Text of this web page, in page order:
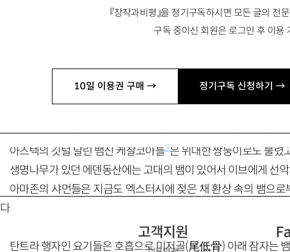
『창작과비평』을 정기구독하시면 모든 글의 전
구독 중이신 회원은 로그인 후 이용
10일 이용권 구매 → 정기구독 신청하기 →
생명나무와 뱀
유전자정보의 집합인 게놈은 뱀 두마리가 서로 몸을 꼬아서 올라
헤르메스가 사용한 카두케우스 지팡이와 모세의 권능을 수행한
아즈텍의 깃털 달린 뱀신 케찰코아틀3은 위대한 쌍둥이로도 불렸
생명나무가 있던 에덴동산에는 고대의 뱀이 있어서 이브에게 선
아마존의 샤먼들은 지금도 엑스터시에 젖은 채 환상 속의 뱀으
다
탄트라 행자인 요기들은 호흡으로 미저골(尾低骨) 아래 잠자는
고객지원